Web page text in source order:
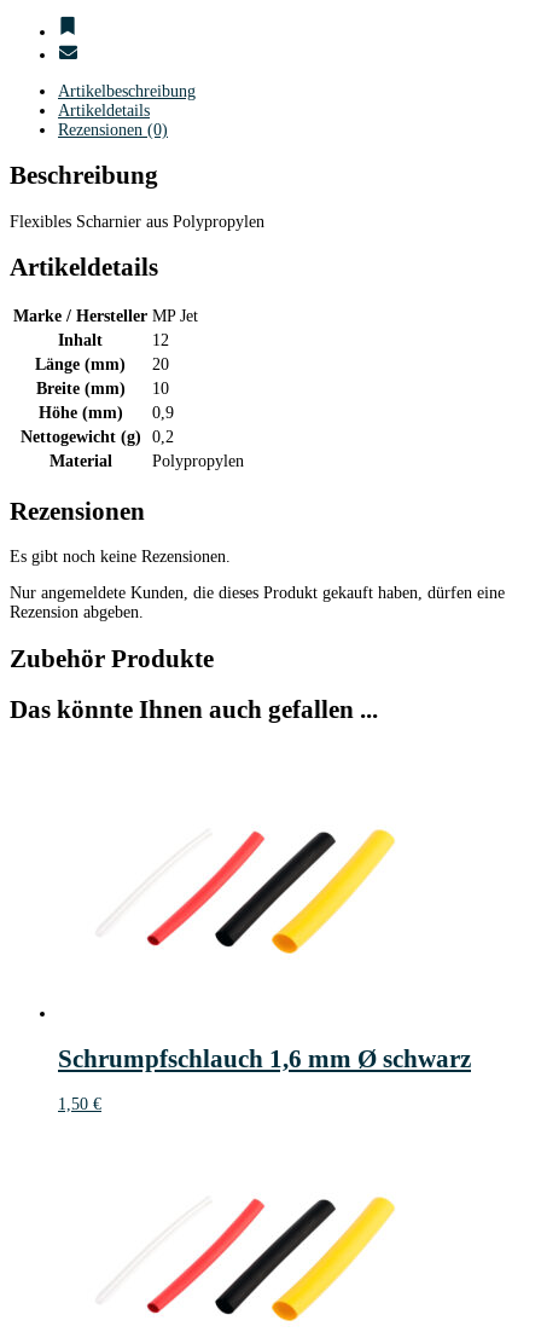
Artikelbeschreibung
Artikeldetails
Rezensionen (0)
Beschreibung
Flexibles Scharnier aus Polypropylen
Artikeldetails
Marke / Hersteller MP Jet
Inhalt
12
Länge (mm)
20
Breite (mm)
10
Höhe (mm)
0,9
Nettogewicht (g)
0,2
Material
Polypropylen
Rezensionen
Es gibt noch keine Rezensionen.
Nur angemeldete Kunden, die dieses Produkt gekauft haben, dürfen eine
Rezension abgeben.
Zubehör Produkte
Das könnte Ihnen auch gefallen ...
Schrumpfschlauch 1,6 mm Ø schwarz
1,50 €